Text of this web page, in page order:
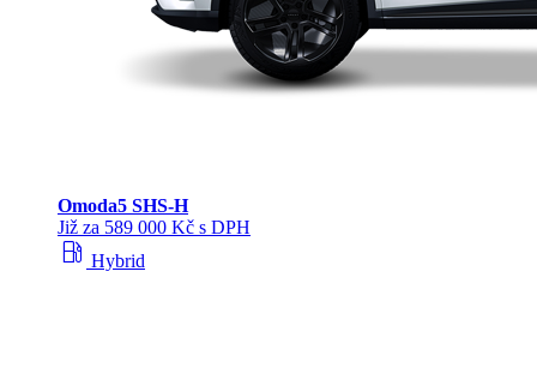
Omoda5 SHS‑H
Již za 589 000 Kč s DPH
local_gas_station Hybrid